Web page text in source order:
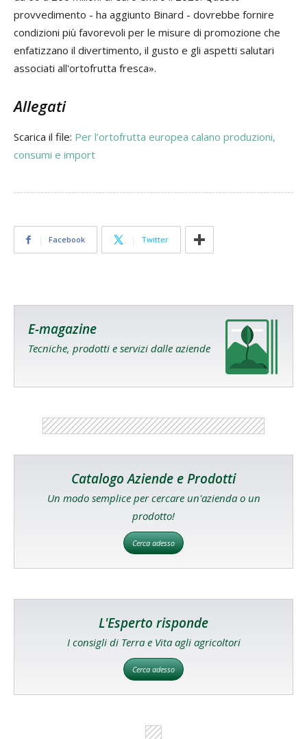
provvedimento - ha aggiunto Binard - dovrebbe fornire
condizioni più favorevoli per le misure di promozione che
enfatizzano il divertimento, il gusto e gli aspetti salutari
associati all'ortofrutta fresca».
Allegati
Scarica il file: Per l’ortofrutta europea calano produzioni,
consumi e import
Facebook Twitter
E-magazine
Tecniche, prodotti e servizi dalle aziende
Catalogo Aziende e Prodotti
Un modo semplice per cercare un'azienda o un
prodotto!
Cerca adesso
L'Esperto risponde
I consigli di Terra e Vita agli agricoltori
Cerca adesso